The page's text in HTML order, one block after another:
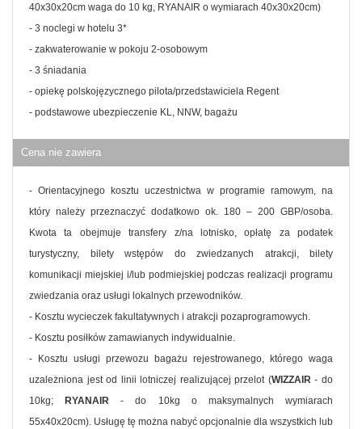
40x30x20cm waga do 10 kg, RYANAIR o wymiarach 40x30x20cm)
- 3 noclegi w hotelu 3*
- zakwaterowanie w pokoju 2-osobowym
- 3 śniadania
- opiekę polskojęzycznego pilota/przedstawiciela Regent
- podstawowe ubezpieczenie KL, NNW, bagażu
Cena nie zawiera
- Orientacyjnego kosztu uczestnictwa w programie ramowym, na
który należy przeznaczyć dodatkowo ok. 180 – 200 GBP/osoba.
Kwota ta obejmuje transfery z/na lotnisko, opłatę za podatek
turystyczny, bilety wstępów do zwiedzanych atrakcji, bilety
komunikacji miejskiej i/lub podmiejskiej podczas realizacji programu
zwiedzania oraz usługi lokalnych przewodników.
- Kosztu wycieczek fakultatywnych i atrakcji pozaprogramowych.
- Kosztu posiłków zamawianych indywidualnie.
- Kosztu usługi przewozu bagażu rejestrowanego, którego waga
uzależniona jest od linii lotniczej realizującej przelot (WIZZAIR- do
10kg;
RYANAIR - do 10kg o maksymalnych wymiarach
55x40x20cm). Usługę tę można nabyć opcjonalnie dla wszystkich lub